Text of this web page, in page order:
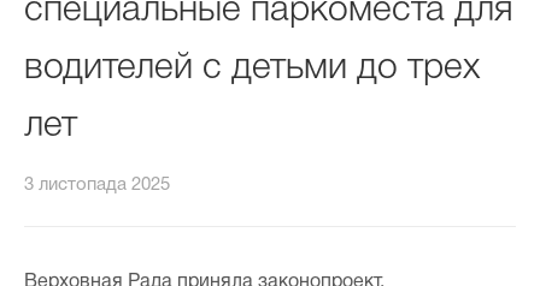
специальные паркоместа для
водителей с детьми до трех
лет
3 листопада 2025
Верховная Рада приняла законопроект,